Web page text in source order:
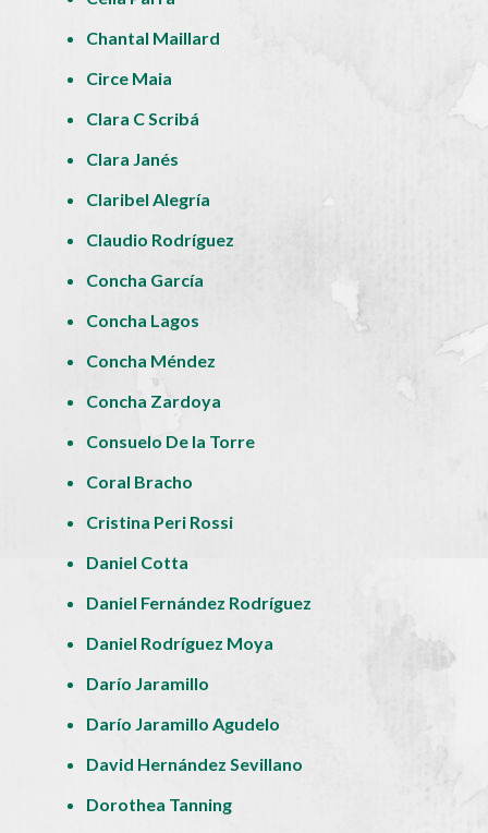
Chantal Maillard
Circe Maia
Clara C Scribá
Clara Janés
Claribel Alegría
Claudio Rodríguez
Concha García
Concha Lagos
Concha Méndez
Concha Zardoya
Consuelo De la Torre
Coral Bracho
Cristina Peri Rossi
Daniel Cotta
Daniel Fernández Rodríguez
Daniel Rodríguez Moya
Darío Jaramillo
Darío Jaramillo Agudelo
David Hernández Sevillano
Dorothea Tanning